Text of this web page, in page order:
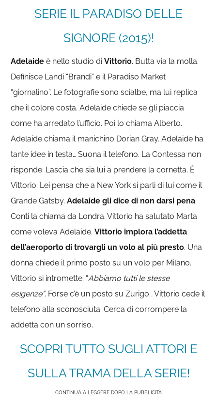
SERIE IL PARADISO DELLE
SIGNORE (2015)!
Adelaide è nello studio diVittorio. Butta via la molla.
Definisce Landi “Brandi” e il Paradiso Market
“giornalino”. Le fotografie sono scialbe, ma lui replica
che il colore costa. Adelaide chiede se gli piaccia
come ha arredato l’ufficio. Poi lo chiama Alberto.
Adelaide chiama il manichino Dorian Gray. Adelaide ha
tante idee in testa… Suona il telefono. La Contessa non
risponde. Lascia che sia lui a prendere la cornetta. È
Vittorio. Lei pensa che a New York si parli di lui come il
Grande Gatsby.Adelaide gli dice di non darsi pena.
Conti la chiama da Londra. Vittorio ha salutato Marta
come voleva Adelaide.Vittorio implora l’addetta
dell’aeroporto di trovargli un volo al più presto. Una
donna chiede il primo posto su un volo per Milano.
Vittorio si intromette: “Abbiamo tutti le stesse
esigenze”. Forse c’è un posto su Zurigo… Vittorio cede il
telefono alla sconosciuta. Cerca di corrompere la
addetta con un sorriso.
SCOPRI TUTTO SUGLI ATTORI E
SULLA TRAMA DELLA SERIE!
CONTINUA A LEGGERE DOPO LA PUBBLICITÀ